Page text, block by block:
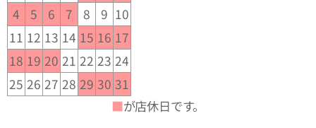
4
5 6 7 8 9 10
11 12 13 14 15 16 17
18 19 20 21 22 23 24
25 26 27 28 29 30 31
■が店休日です。